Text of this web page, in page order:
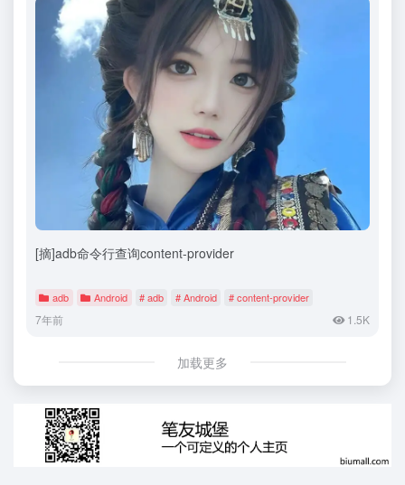
[摘]adb命令行查询content-provider
adb Android # adb # Android # content-provider
7年前 1.5K
加载更多